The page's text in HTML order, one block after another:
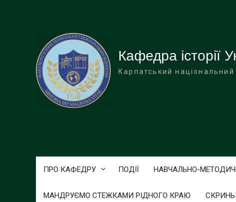
Кафедра історії
Карпатський
ПРО КАФЕДРУ ПОДІЇ НАВЧАЛЬНО-
МАНДРУЄМО СТЕЖКАМИ РІДНОГО КРАЮ